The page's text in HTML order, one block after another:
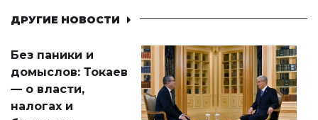
ДРУГИЕ НОВОСТИ
Без паники и
домыслов: Токаев
— о власти,
налогах и